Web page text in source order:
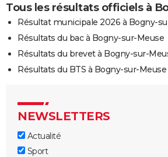
Tous les résultats officiels à
Résultat municipale 2026 à Bogny-
Résultats du bac à Bogny-sur-Meuse
Résultats du brevet à Bogny-sur-
Résultats du BTS à Bogny-sur-Meuse
NEWSLETTERS
Actualité
Sport